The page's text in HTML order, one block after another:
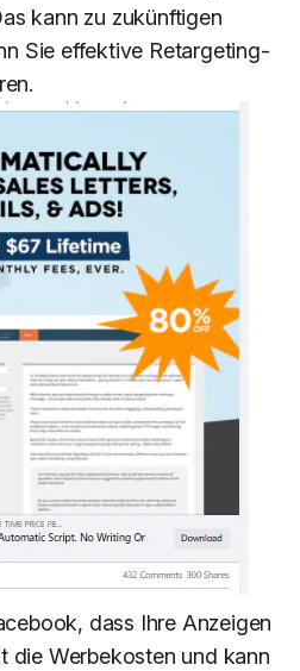
kann zu zukünftigen
Sie effektive Retargeting-
dass Ihre Anzeigen
die Werbekosten und kann